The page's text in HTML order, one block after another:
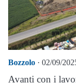
Bozzolo · 02/09/
Avanti con i